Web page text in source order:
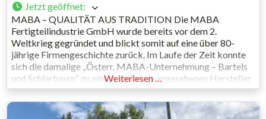
Jetzt geöffnet:
MABA – QUALITÄT AUS TRADITION Die MABA
Fertigteilindustrie GmbH wurde bereits vor dem 2.
Weltkrieg gegründet und blickt somit auf eine über 80-
jährige Firmengeschichte zurück. Im Laufe der Zeit konnte
sich die damalige „Österr. MABA-Unternehmung – Bartels
und Schlarbaum“ zu einem weltweit angesehenen Hersteller
von Systemfertigteilen entwickeln. Noch heute erzeugt das
Unternehmen auf Basis praxiserprobter Erfahrung
ausgezeichnete Qualität in einer
Weiterlesen …